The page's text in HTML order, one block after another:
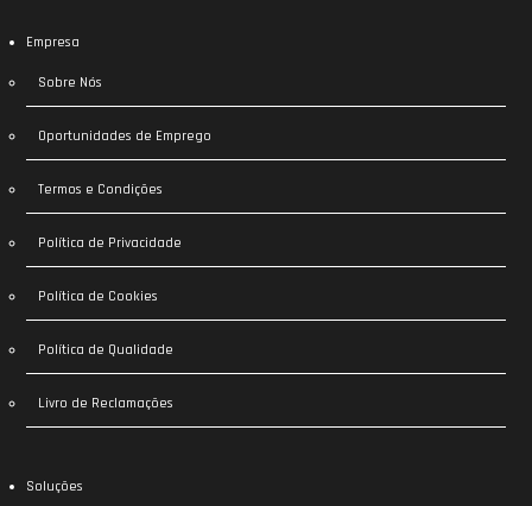
Empresa
Sobre Nós
Oportunidades de Emprego
Termos e Condições
Política de Privacidade
Política de Cookies
Política de Qualidade
Livro de Reclamações
Soluções